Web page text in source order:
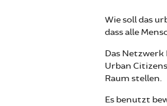
Wie soll das
dass alle
Das
Urban
Raum stellen.
Es benutzt